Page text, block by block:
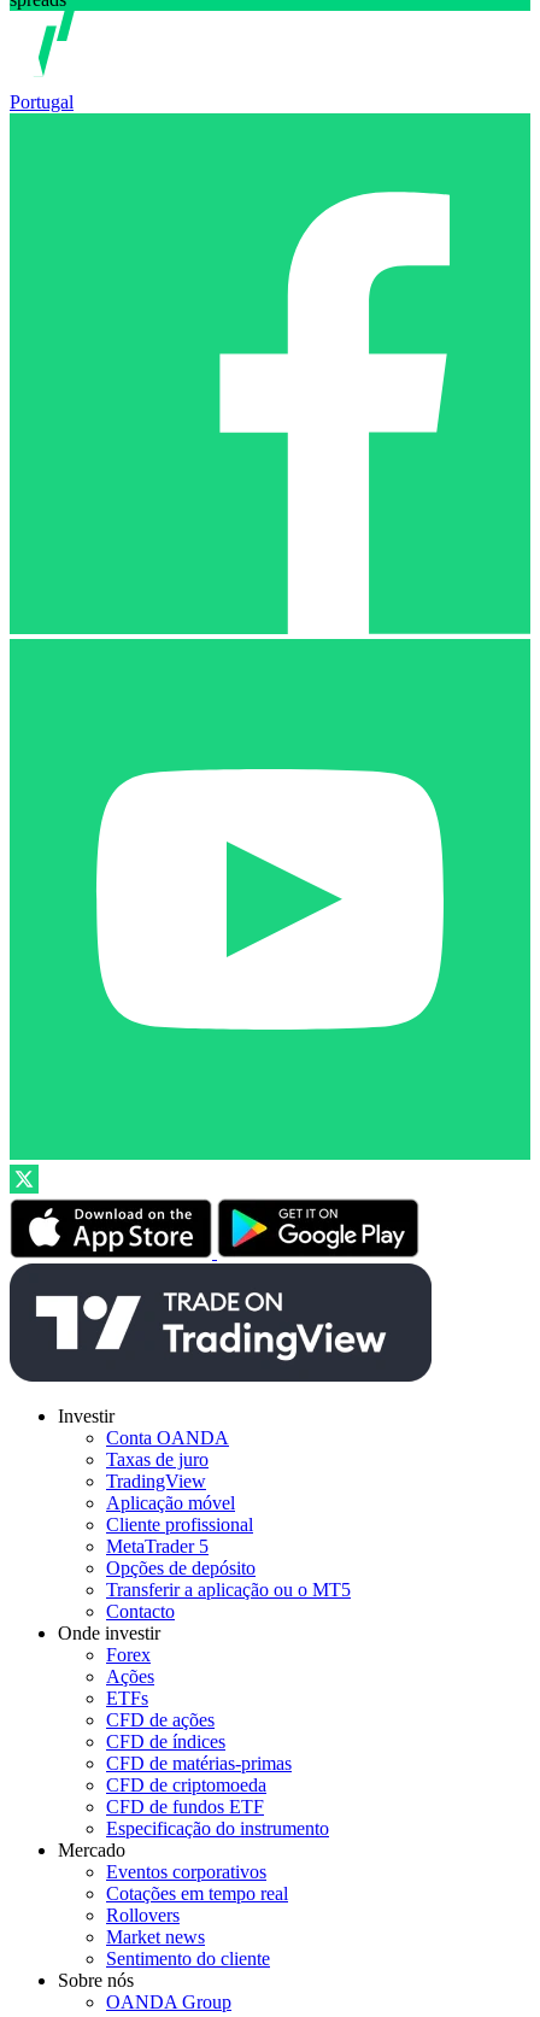
Portugal
Investir
Conta OANDA
Taxas de juro
TradingView
Aplicação móvel
Cliente profissional
MetaTrader 5
Opções de depósito
Transferir a aplicação ou o MT5
Contacto
Onde investir
Forex
Ações
ETFs
CFD de ações
CFD de índices
CFD de matérias-primas
CFD de criptomoeda
CFD de fundos ETF
Especificação do instrumento
Mercado
Eventos corporativos
Cotações em tempo real
Rollovers
Market news
Sentimento do cliente
Sobre nós
OANDA Group